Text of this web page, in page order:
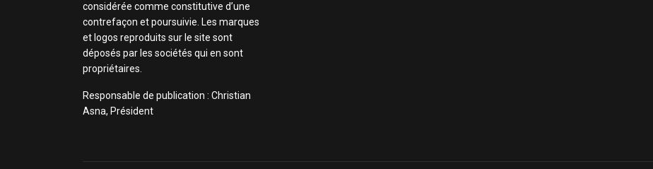
considérée comme constitutive d’une
contrefaçon et poursuivie. Les marques
et logos reproduits sur le site sont
déposés par les sociétés qui en sont
propriétaires.
Responsable de publication : Christian
Asna, Président